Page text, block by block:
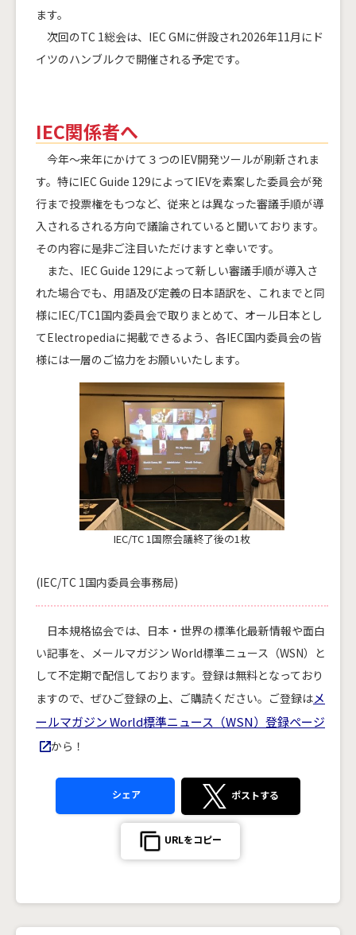
ます。
次回のTC 1総会は、IEC GMに併設され2026年11月にド
イツのハンブルクで開催される予定です。
IEC関係者へ
今年～来年にかけて３つのIEV開発ツールが刷新されま
す。特にIEC Guide 129によってIEVを素案した委員会が発
行まで投票権をもつなど、従来とは異なった審議手順が導
入されるされる方向で議論されていると聞いております。
その内容に是非ご注目いただけますと幸いです。
また、IEC Guide 129によって新しい審議手順が導入さ
れた場合でも、用語及び定義の日本語訳を、これまでと同
様にIEC/TC1国内委員会で取りまとめて、オール日本とし
てElectropediaに掲載できるよう、各IEC国内委員会の皆
様には一層のご協力をお願いいたします。
IEC/TC 1国際会議終了後の1枚
(IEC/TC 1国内委員会事務局)
日本規格協会では、日本・世界の標準化最新情報や面白
い記事を、メールマガジン World標準ニュース（WSN）と
して不定期で配信しております。登録は無料となっており
ますので、ぜひご登録の上、ご購読ください。ご登録はメ
ールマガジン World標準ニュース（WSN）登録ページ
から！
シェア ポストする
URLをコピー